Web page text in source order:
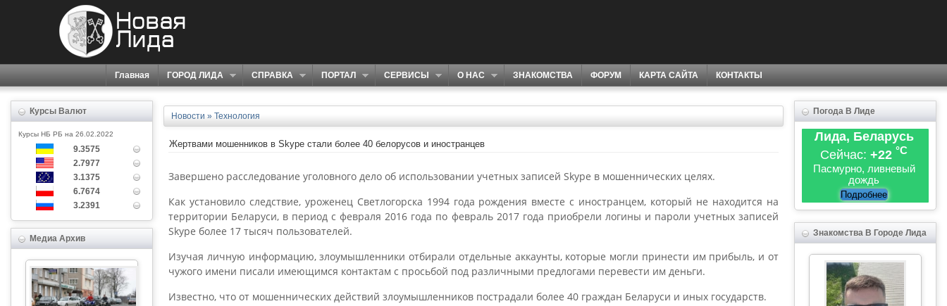
Главная ГОРОД ЛИДА СПРАВКА ПОРТАЛ СЕРВИСЫ О НАС ЗНАКОМСТВА ФОРУМ КАРТА САЙТА КОНТАКТЫ
Курсы Валют
Курсы НБ РБ на 26.02.2022
9.3575
2.7977
3.1375
6.7674
3.2391
Медиа Архив
Новости » Технология
Жертвами мошенников в Skype стали более 40 белорусов и иностранцев
Завершено расследование уголовного дело об использовании учетных записей Skype в мошеннических целях.
Как установило следствие, уроженец Светлогорска 1994 года рождения вместе с иностранцем, который не находится на
территории Беларуси, в период с февраля 2016 года по февраль 2017 года приобрели логины и пароли учетных записей
Skype более 17 тысяч пользователей.
Изучая личную информацию, злоумышленники отбирали отдельные аккаунты, которые могли принести им прибыль, и от
чужого имени писали имеющимся контактам с просьбой под различными предлогами перевести им деньги.
Известно, что от мошеннических действий злоумышленников пострадали более 40 граждан Беларуси и иных государств.
Погода В Лиде
Лида, Беларусь
Сейчас: +22 °C
Пасмурно, ливневый
дождь
Подробнее
Знакомства В Городе Лида